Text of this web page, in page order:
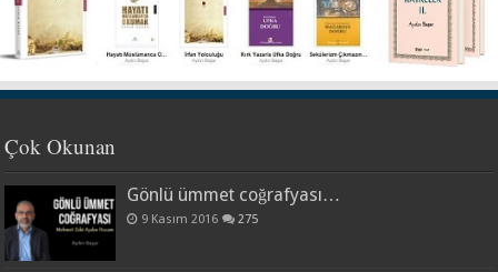
Çok Okunan
Gönlü ümmet coğrafyası…
9 Kasım 2016 275